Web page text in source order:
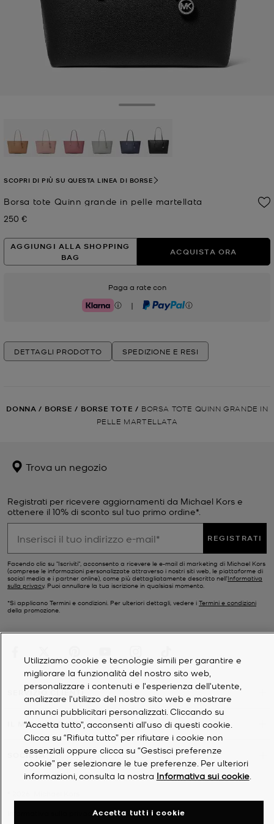
Borsa tote Quinn grande in pelle martellata
Prezzo attuale
250 €
SCOPRI DI PIÙ SU QUESTA LINEA DI BORSE
AGGIUNGI ALLA SHOPPING
BAG
ACQUISTA ORA
Paga a rate con
Klarna | PayPal
DETTAGLI PRODOTTO SPEDIZIONE E RESI
DONNA / BORSE / BORSE TOTE / BORSA TOTE QUINN GRANDE IN
PELLE MARTELLATA
Trova un negozio
Registrati per ricevere aggiornamenti da Michael Kors e
ottenere il 10% di sconto sul tuo primo ordine*.
REGISTRATI
Facendo clic su "Iscriviti", acconsento a ricevere le e-mail di marketing di Michael Kors
(comprese le informazioni personalizzate attraverso i nostri siti web, le piattaforme di
social media e i partner online), come più dettagliatamente descritto nell’Informativa
sulla privacy. Puoi annullare la tua iscrizione in qualsiasi momento.
*Si applicano Termini e condizioni. Per ulteriori dettagli, vedere i Termini e condizioni
della promozione.
SERVIZIO CLIENTI
IL MIO ACCOUNT
SOCIETÀ
Informativa sulla privacy
Utilizziamo cookie e tecnologie simili per garantire e
migliorare la funzionalità del nostro sito web,
personalizzare i contenuti e l'esperienza dell'utente,
analizzare l'utilizzo del nostro sito web e mostrare
annunci pubblicitari personalizzati. Cliccando su
“Accetta tutto”, acconsenti all'uso di questi cookie.
Clicca su “Rifiuta tutto” per rifiutare i cookie non
essenziali oppure clicca su “Gestisci preferenze
cookie” per selezionare le tue preferenze. Per ulteriori
informazioni, consulta la nostra Informativa sui cookie.
Accetta tutti i cookie